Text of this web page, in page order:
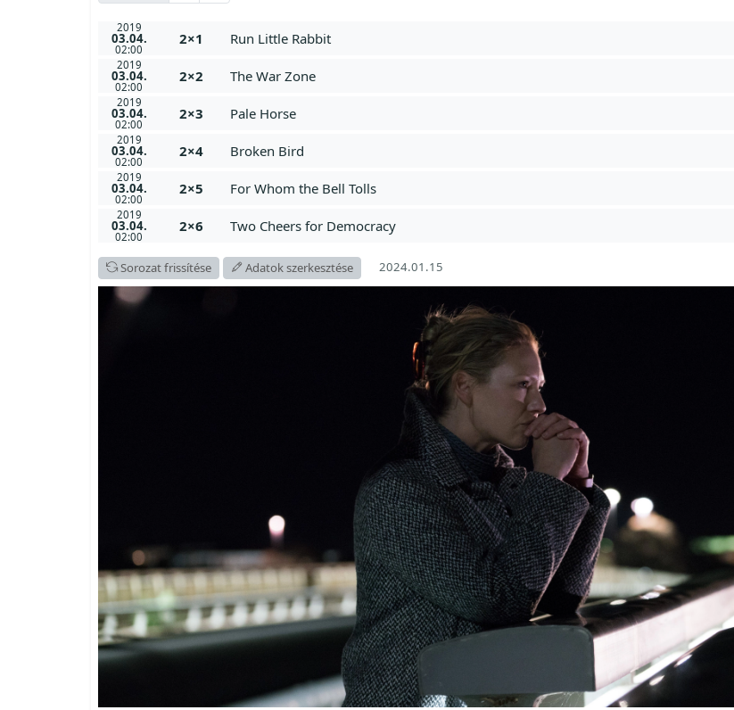
2019
03.04.
02:00
2×1 Run Little Rabbit
2019
03.04.
02:00
2×2 The War Zone
2019
03.04.
02:00
2×3 Pale Horse
2019
03.04.
02:00
2×4 Broken Bird
2019
03.04.
02:00
2×5 For Whom the Bell Tolls
2019
03.04.
02:00
2×6 Two Cheers for Democracy
Sorozat frissítése Adatok szerkesztése 2024.01.15